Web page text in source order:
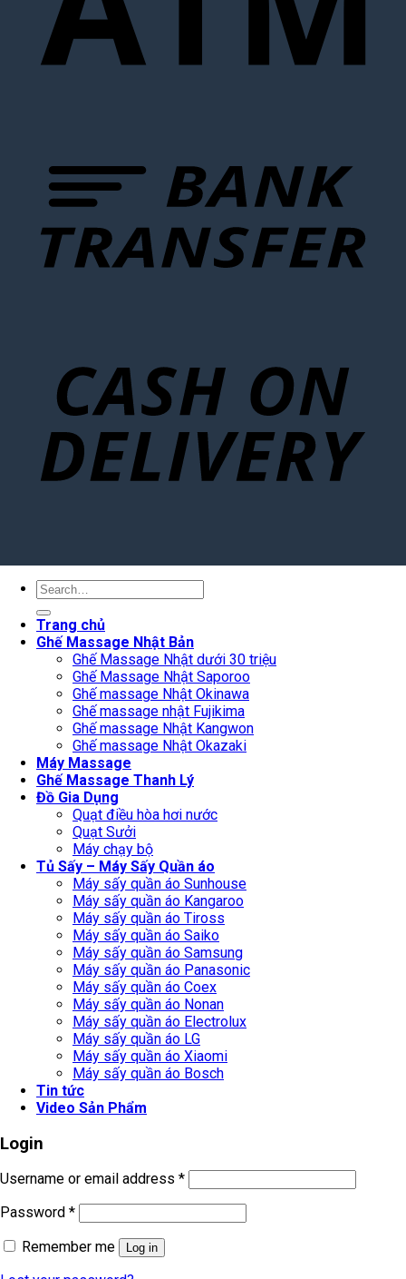
Search
for:
Trang chủ
Ghế Massage Nhật Bản
Ghế Massage Nhật dưới 30 triệu
Ghế Massage Nhật Saporoo
Ghế massage Nhật Okinawa
Ghế massage nhật Fujikima
Ghế massage Nhật Kangwon
Ghế massage Nhật Okazaki
Máy Massage
Ghế Massage Thanh Lý
Đồ Gia Dụng
Quạt điều hòa hơi nước
Quạt Sưởi
Máy chạy bộ
Tủ Sấy – Máy Sấy Quần áo
Máy sấy quần áo Sunhouse
Máy sấy quần áo Kangaroo
Máy sấy quần áo Tiross
Máy sấy quần áo Saiko
Máy sấy quần áo Samsung
Máy sấy quần áo Panasonic
Máy sấy quần áo Coex
Máy sấy quần áo Nonan
Máy sấy quần áo Electrolux
Máy sấy quần áo LG
Máy sấy quần áo Xiaomi
Máy sấy quần áo Bosch
Tin tức
Video Sản Phẩm
Login
Username or email address *
Password *
Remember me
Log in